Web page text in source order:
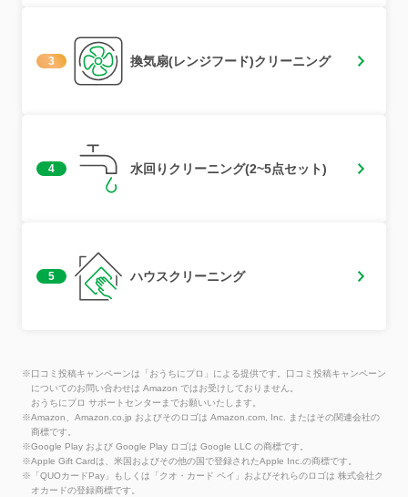
3 換気扇(レンジフード)クリーニング
4 水回りクリーニング(2~5点セット)
5 ハウスクリーニング
※口コミ投稿キャンペーンは「おうちにプロ」による提供です。口コミ投稿キャンペーン
についてのお問い合わせは Amazon ではお受けしておりません。
おうちにプロ サポートセンターまでお願いいたします。
※Amazon、Amazon.co.jp およびそのロゴは Amazon.com, Inc. またはその関連会社の
商標です。
※Google Play および Google Play ロゴは Google LLC の商標です。
※Apple Gift Cardは、米国およびその他の国で登録されたApple Inc.の商標です。
※「QUOカードPay」もしくは「クオ・カード ペイ」およびそれらのロゴは 株式会社ク
オカードの登録商標です。